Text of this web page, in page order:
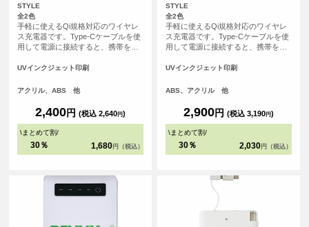
STYLE
全2色
手軽に使えるQi規格対応のワイヤレ
ス充電器です。Type-Cケーブルを使
用して電源に接続すると、携帯を置
青いライトが輝き、外側のアクリル
美しく彩ります。
UVインクジェット印刷
アクリル、ABS 他
2,400円 (税込 2,640円)
\まとめて割/
30％ 1,680 円（税込）
STYLE
全2色
手軽に使えるQi規格対応のワイヤレ
ス充電器です。Type-Cケーブルを使
用して電源に接続すると、携帯を置
アクリルを使用したことで、光が反
きれいに点灯するため、置いている
ベーシックでお使いいただきやすい
ブラック・ホワイトの2色展開です。
自宅やオフィスなどでインテリア感
イベントの記念品やお店のオリジナ
UVインクジェット印刷
ABS、アクリル 他
2,900円 (税込 3,190円)
\まとめて割/
30％ 2,030 円（税込）